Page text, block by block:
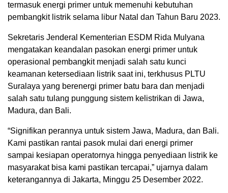
termasuk energi primer untuk memenuhi kebutuhan
pembangkit listrik selama libur Natal dan Tahun Baru 2023.
Sekretaris Jenderal Kementerian ESDM Rida Mulyana
mengatakan keandalan pasokan energi primer untuk
operasional pembangkit menjadi salah satu kunci
keamanan ketersediaan listrik saat ini, terkhusus PLTU
Suralaya yang berenergi primer batu bara dan menjadi
salah satu tulang punggung sistem kelistrikan di Jawa,
Madura, dan Bali.
“Signifikan perannya untuk sistem Jawa, Madura, dan Bali.
Kami pastikan rantai pasok mulai dari energi primer
sampai kesiapan operatornya hingga penyediaan listrik ke
masyarakat bisa kami pastikan tercapai,” ujarnya dalam
keterangannya di Jakarta, Minggu 25 Desember 2022.